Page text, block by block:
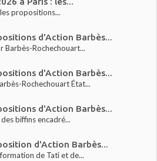
propositions...
d'Action Barbès...
Barbès-Rochechouart...
d'Action Barbès...
Rochechouart État...
d'Action Barbès...
biffins encadré...
d'Action Barbès...
de Tati et de...